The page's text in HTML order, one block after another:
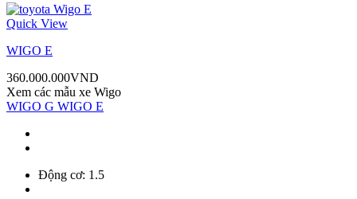
Quick View
WIGO E
360.000.000VND
Xem các mẫu xe Wigo
WIGO G WIGO E
Động cơ: 1.5